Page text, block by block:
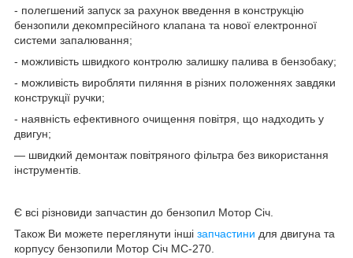
- полегшений запуск за рахунок введення в конструкцію
бензопили декомпресійного клапана та нової електронної
системи запалювання;
- можливість швидкого контролю залишку палива в бензобаку;
- можливість виробляти пиляння в різних положеннях завдяки
конструкції ручки;
- наявність ефективного очищення повітря, що надходить у
двигун;
— швидкий демонтаж повітряного фільтра без використання
інструментів.
Є всі різновиди запчастин до бензопил Мотор Січ.
Також Ви можете переглянути інші запчастини для двигуна та
корпусу бензопили Мотор Січ МС-270.